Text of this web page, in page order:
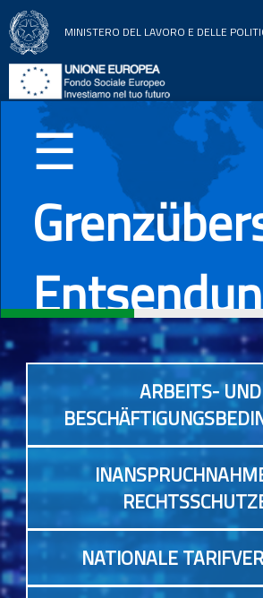
Home
Themenbereiche
Nachrichten
Dokumentation
Italiano English Română
MINISTERO DEL LAVORO E DELLE
☰
ARBEITS- UND
NATIONALE